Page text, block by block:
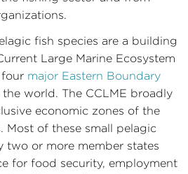
fish species are a building
Large Marine Ecosystem
four major Eastern Boundary
the world. The CCLME broadly
economic zones of the
Most of these small pelagic
two or more member states
for food security, employment